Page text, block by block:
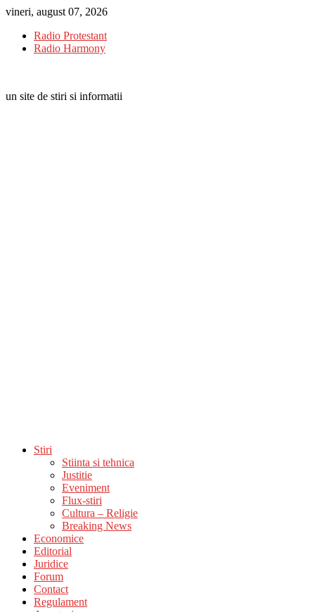
Skip
content
vineri, august 07, 2026
Radio Protestant
Radio Harmony
un site de stiri si informatii
Stiri
Stiinta si tehnica
Justitie
Eveniment
Flux-stiri
Cultura – Religie
Breaking News
Economice
Editorial
Juridice
Forum
Contact
Regulament